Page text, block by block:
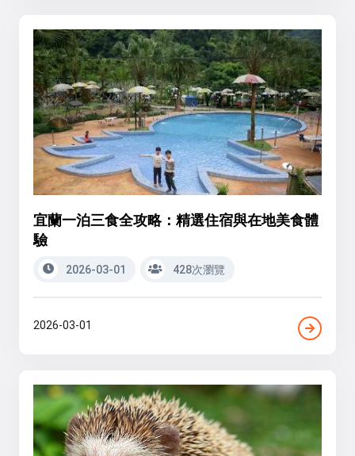
宜蘭一泊三食全攻略：精選住宿與在地美食體
驗
2026-03-01 428次瀏覽
2026-03-01